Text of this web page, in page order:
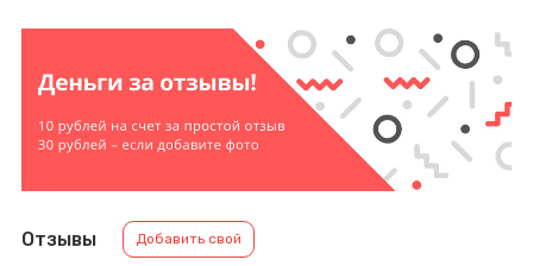
Отзывы Добавить свой